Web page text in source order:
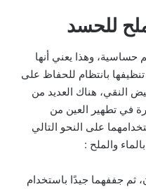
للحسد
حساسية، وهذا يعني أنها
بانتظام للحفاظ على
النقي، هناك العديد من
في تطهير العين من
على النحو التالي
والملح :
ثم جففهما جيدًا باستخدام